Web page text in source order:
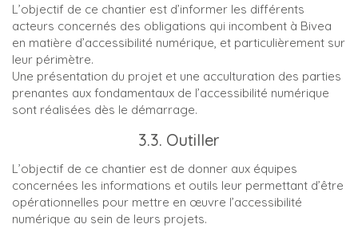
L’objectif de ce chantier est d’informer les différents
acteurs concernés des obligations qui incombent à Bivea
en matière d’accessibilité numérique, et particulièrement sur
leur périmètre.
Une présentation du projet et une acculturation des parties
prenantes aux fondamentaux de l’accessibilité numérique
sont réalisées dès le démarrage.
3.3. Outiller
L’objectif de ce chantier est de donner aux équipes
concernées les informations et outils leur permettant d’être
opérationnelles pour mettre en œuvre l’accessibilité
numérique au sein de leurs projets.